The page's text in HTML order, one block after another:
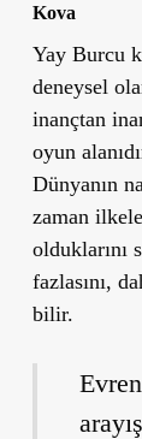
Kova
Yay Burcu
deneysel
inançtan
oyun
Dünyanın
zaman
olduklarını
fazlasını,
bilir.